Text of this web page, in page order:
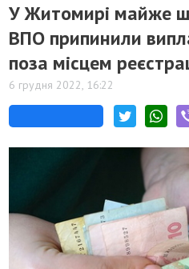
У Житомирі майже
ВПО припинили
поза місцем
6 грудня 2022, 16:22